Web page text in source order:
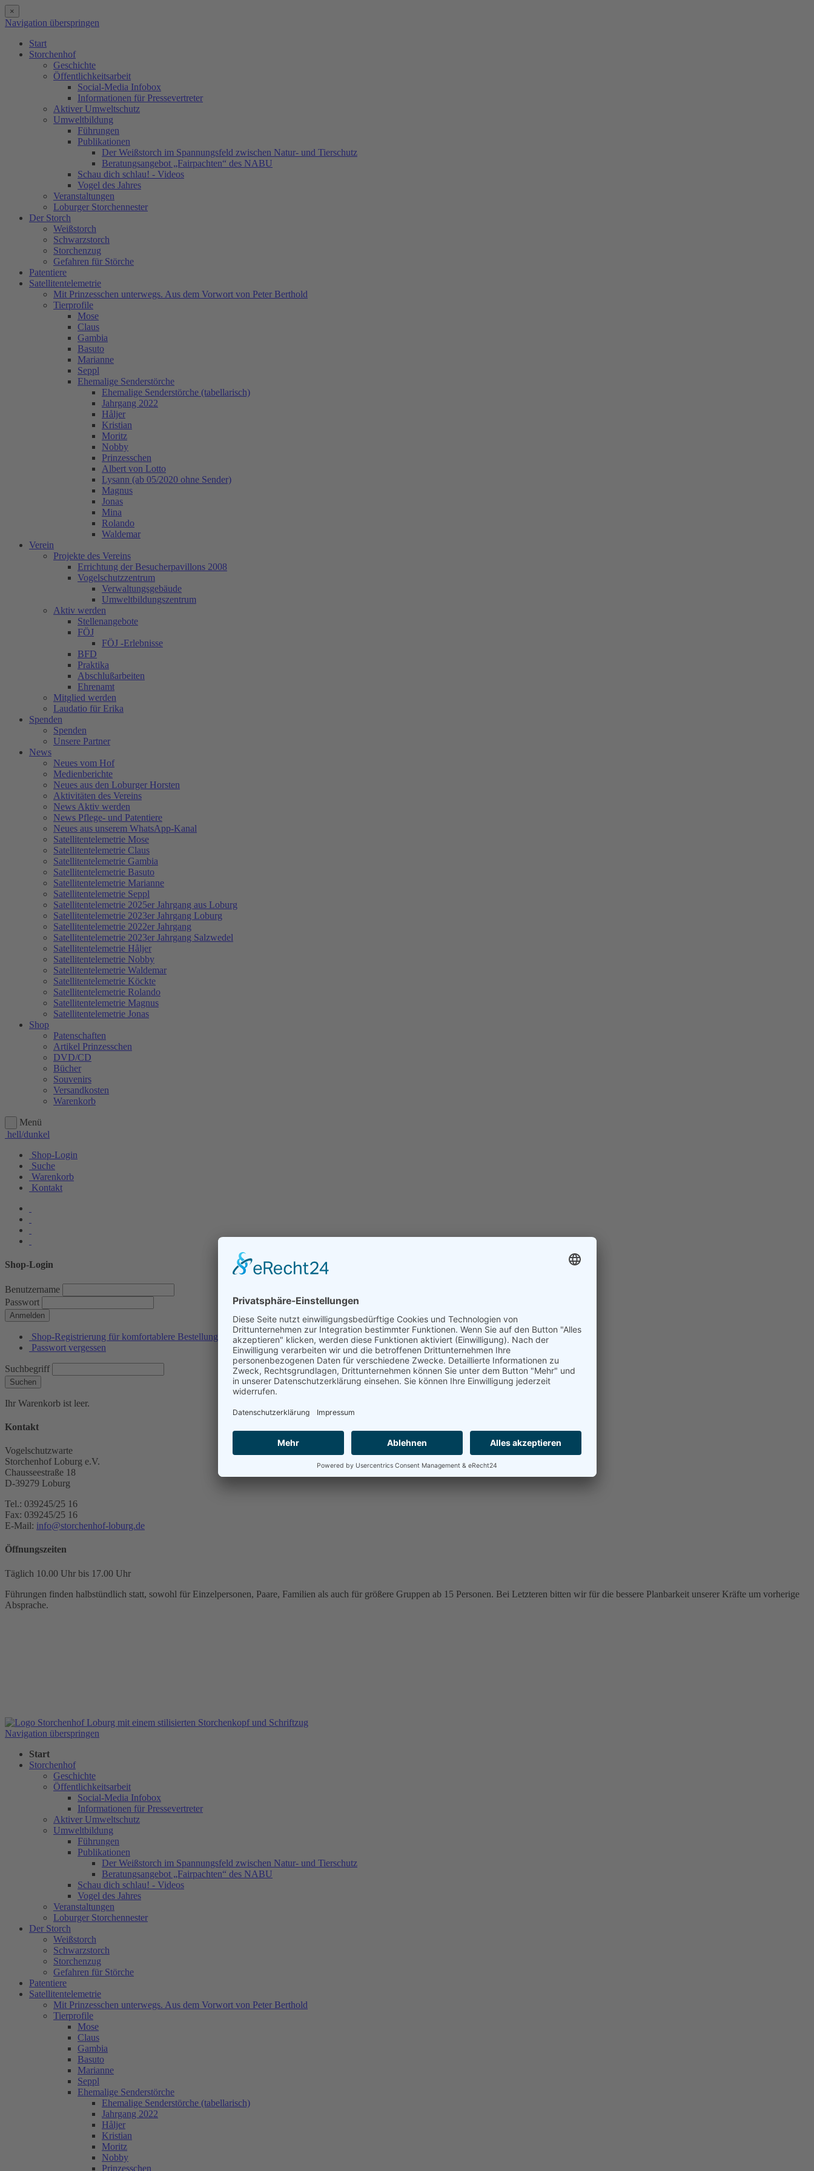
×
Navigation überspringen
Start
Storchenhof
Geschichte
Öffentlichkeitsarbeit
Social-Media Infobox
Informationen für Pressevertreter
Aktiver Umweltschutz
Umweltbildung
Führungen
Publikationen
Der Weißstorch im Spannungsfeld zwischen Natur- und Tierschutz
Beratungsangebot „Fairpachten“ des NABU
Schau dich schlau! - Videos
Vogel des Jahres
Veranstaltungen
Loburger Storchennester
Der Storch
Weißstorch
Schwarzstorch
Storchenzug
Gefahren für Störche
Patentiere
Satellitentelemetrie
Mit Prinzesschen unterwegs. Aus dem Vorwort von Peter Berthold
Tierprofile
Mose
Claus
Gambia
Basuto
Marianne
Seppl
Ehemalige Senderstörche
Ehemalige Senderstörche (tabellarisch)
Jahrgang 2022
Håljer
Kristian
Moritz
Nobby
Prinzesschen
Albert von Lotto
Lysann (ab 05/2020 ohne Sender)
Magnus
Jonas
Mina
Rolando
Waldemar
Verein
Projekte des Vereins
Errichtung der Besucherpavillons 2008
Vogelschutzzentrum
Verwaltungsgebäude
Umweltbildungszentrum
Aktiv werden
Stellenangebote
FÖJ
FÖJ -Erlebnisse
BFD
Praktika
Abschlußarbeiten
Ehrenamt
Mitglied werden
Laudatio für Erika
Spenden
Spenden
Unsere Partner
News
Neues vom Hof
Medienberichte
Neues aus den Loburger Horsten
Aktivitäten des Vereins
News Aktiv werden
News Pflege- und Patentiere
Neues aus unserem WhatsApp-Kanal
Satellitentelemetrie Mose
Satellitentelemetrie Claus
Satellitentelemetrie Gambia
Satellitentelemetrie Basuto
Satellitentelemetrie Marianne
Satellitentelemetrie Seppl
Satellitentelemetrie 2025er Jahrgang aus Loburg
Satellitentelemetrie 2023er Jahrgang Loburg
Satellitentelemetrie 2022er Jahrgang
Satellitentelemetrie 2023er Jahrgang Salzwedel
Satellitentelemetrie Håljer
Satellitentelemetrie Nobby
Satellitentelemetrie Waldemar
Satellitentelemetrie Köckte
Satellitentelemetrie Rolando
Satellitentelemetrie Magnus
Satellitentelemetrie Jonas
Shop
Patenschaften
Artikel Prinzesschen
DVD/CD
Bücher
Souvenirs
Versandkosten
Warenkorb
Menü
hell/dunkel
Shop-Login
Suche
Warenkorb
Kontakt
Shop-Login
Benutzername
Passwort
Anmelden
Shop-Registrierung für komfortablere Bestellungen
Passwort vergessen
Suchbegriff
Suchen
Ihr Warenkorb ist leer.
Kontakt
Vogelschutzwarte
Storchenhof Loburg e.V.
Chausseestraße 18
D-39279 Loburg
Tel.: 039245/25 16
Fax: 039245/25 16
E-Mail: info@storchenhof-loburg.de
Öffnungszeiten
Täglich 10.00 Uhr bis 17.00 Uhr
Führungen finden halbstündlich statt, sowohl für Einzelpersonen, Paare, Familien als auch für größere Gruppen ab 15 Personen. Bei Letzteren bitten wir für die bessere Planbarkeit unserer Kräfte um vorherige
Absprache.
Navigation überspringen
Start
Storchenhof
Geschichte
Öffentlichkeitsarbeit
Social-Media Infobox
Informationen für Pressevertreter
Aktiver Umweltschutz
Umweltbildung
Führungen
Publikationen
Der Weißstorch im Spannungsfeld zwischen Natur- und Tierschutz
Beratungsangebot „Fairpachten“ des NABU
Schau dich schlau! - Videos
Vogel des Jahres
Veranstaltungen
Loburger Storchennester
Der Storch
Weißstorch
Schwarzstorch
Storchenzug
Gefahren für Störche
Patentiere
Satellitentelemetrie
Mit Prinzesschen unterwegs. Aus dem Vorwort von Peter Berthold
Tierprofile
Mose
Claus
Gambia
Basuto
Marianne
Seppl
Ehemalige Senderstörche
Ehemalige Senderstörche (tabellarisch)
Jahrgang 2022
Håljer
Kristian
Moritz
Nobby
Prinzesschen